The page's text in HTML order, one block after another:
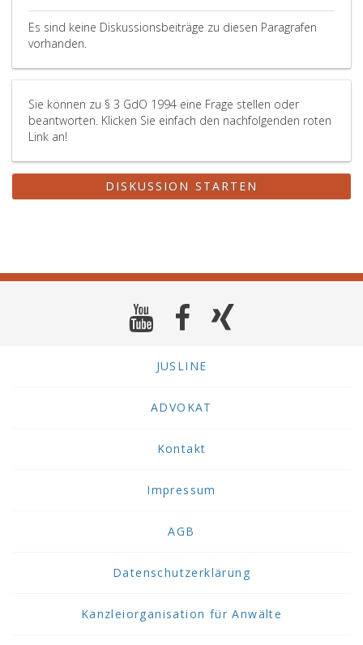
Es sind keine Diskussionsbeiträge zu diesen Paragrafen
vorhanden.
Sie können zu § 3 GdO 1994 eine Frage stellen oder
beantworten. Klicken Sie einfach den nachfolgenden roten
Link an!
DISKUSSION STARTEN
JUSLINE
ADVOKAT
Kontakt
Impressum
AGB
Datenschutzerklärung
Kanzleiorganisation für Anwälte